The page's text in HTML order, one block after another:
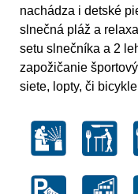
nachádza i detské
slnečná pláž a
setu slnečníka a 2
zapožičanie
siete, lopty, či